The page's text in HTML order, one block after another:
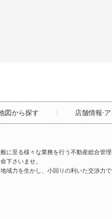
図から探す 店舗情報·
至る様々な業務を行う不動産総合管
下さいませ。
力を生かし、小回りの利いた交渉力